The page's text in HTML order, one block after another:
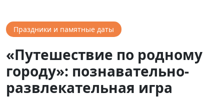
Праздники и памятные даты
«Путешествие по родному
городу»: познавательно-
развлекательная игра